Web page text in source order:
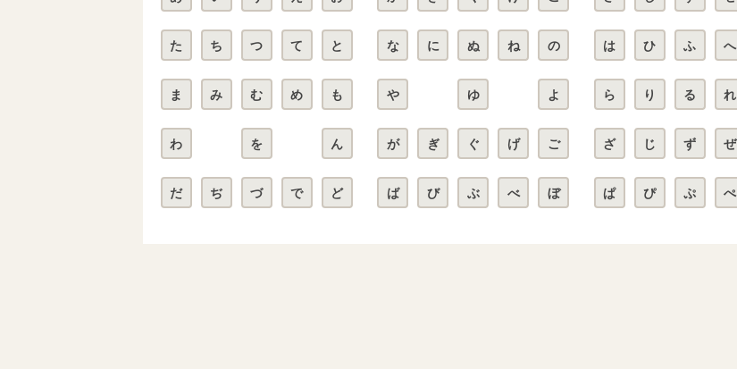
た ち つ て と な に ぬ ね の は ひ ふ へ
ま み む め も や ゆ よ ら り る れ
わ を ん が ぎ ぐ げ ご ざ じ ず ぜ
だ ぢ づ で ど ば び ぶ べ ぼ ぱ ぴ ぷ ぺ